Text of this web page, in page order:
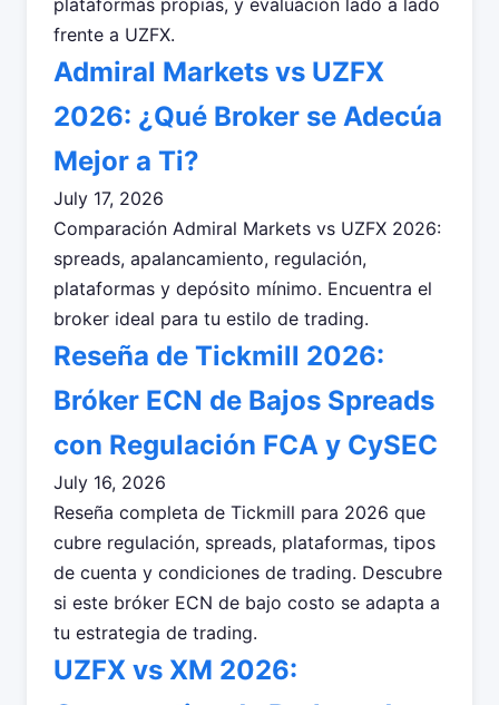
plataformas propias, y evaluación lado a lado
frente a UZFX.
Admiral Markets vs UZFX
2026: ¿Qué Broker se Adecúa
Mejor a Ti?
July 17, 2026
Comparación Admiral Markets vs UZFX 2026:
spreads, apalancamiento, regulación,
plataformas y depósito mínimo. Encuentra el
broker ideal para tu estilo de trading.
Reseña de Tickmill 2026:
Bróker ECN de Bajos Spreads
con Regulación FCA y CySEC
July 16, 2026
Reseña completa de Tickmill para 2026 que
cubre regulación, spreads, plataformas, tipos
de cuenta y condiciones de trading. Descubre
si este bróker ECN de bajo costo se adapta a
tu estrategia de trading.
UZFX vs XM 2026: